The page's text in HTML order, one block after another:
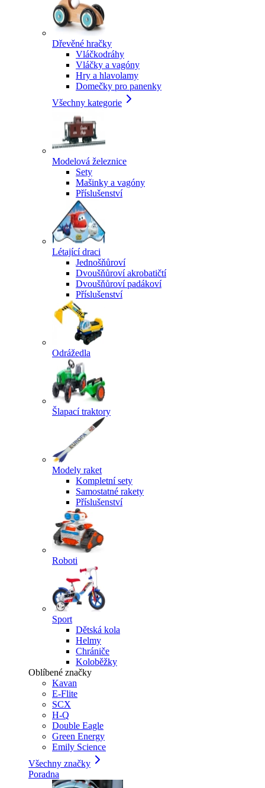
Dřevěné hračky
Vláčkodráhy
Vláčky a vagóny
Hry a hlavolamy
Domečky pro panenky
Všechny kategorie
Modelová železnice
Sety
Mašinky a vagóny
Příslušenství
Létající draci
Jednošňůroví
Dvoušňůroví akrobatičtí
Dvoušňůroví padákoví
Příslušenství
Odrážedla
Šlapací traktory
Modely raket
Kompletní sety
Samostatné rakety
Příslušenství
Roboti
Sport
Dětská kola
Helmy
Chrániče
Koloběžky
Oblíbené značky
Kavan
E-Flite
SCX
H-Q
Double Eagle
Green Energy
Emily Science
Všechny značky
Poradna